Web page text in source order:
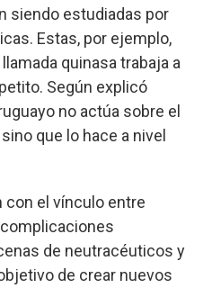
siendo estudiadas por
Estas, por ejemplo,
quinasa trabaja a
Según explicó
no actúa sobre el
que lo hace a nivel
con el vínculo entre
de neutracéuticos y
de crear nuevos